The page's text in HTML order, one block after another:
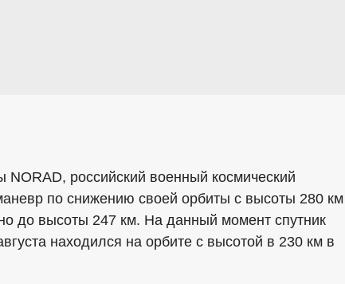
российский военный космический
по снижению своей орбиты с высоты 280 км
до высоты 247 км. На данный момент спутник
находился на орбите с высотой в 230 км в